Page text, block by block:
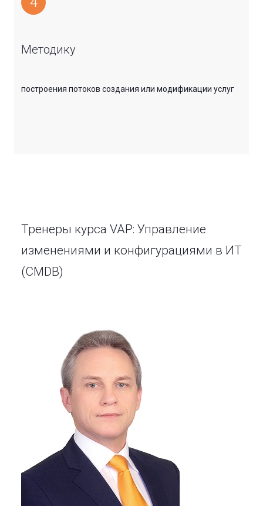
Методику
построения потоков создания или модификации услуг
Тренеры курса VAP: Управление
изменениями и конфигурациями в ИТ
(CMDB)